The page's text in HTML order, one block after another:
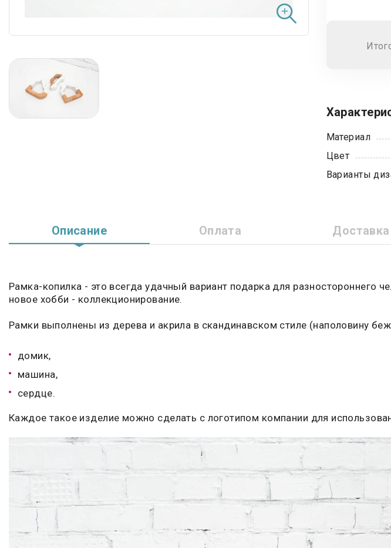
Материал
Цвет
Варианты
Описание Оплата Доставка
Рамка-копилка - это всегда удачный вариант подарка для
новое хобби - коллекционирование.
Рамки выполнены из дерева и акрила в скандинавском стиле (наполовину
домик,
машина,
сердце.
Каждое такое изделие можно сделать с логотипом компании для